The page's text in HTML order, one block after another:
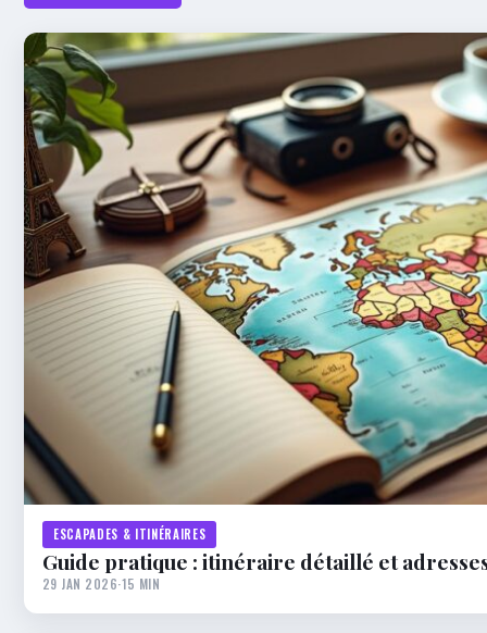
ESCAPADES & ITINÉRAIRES
Guide pratique : itinéraire détaillé et
29 JAN 2026·15 MIN